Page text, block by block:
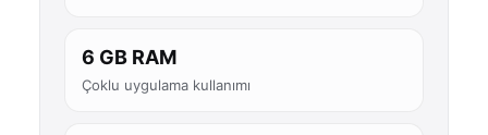
6 GB RAM
Çoklu uygulama kullanımı